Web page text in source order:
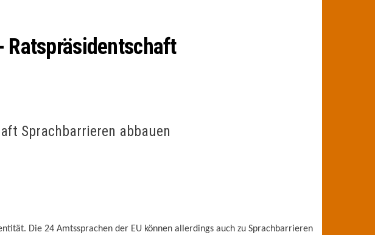
Ratspräsidentschaft
Sprachbarrieren abbauen
Die 24 Amtssprachen der EU können allerdings auch zu Sprachbarrieren